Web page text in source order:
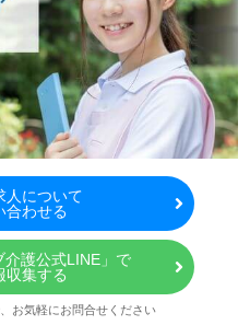
人について
合わせる
介護公式LINE」で
収集する
お気軽にお問合せください